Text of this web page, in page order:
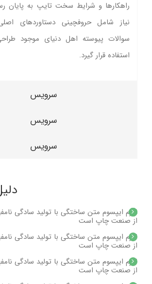
راهکارها و شرایط سخت تایپ به پایان
نیاز شامل حروفچینی دستاوردهای
سوالات پیوسته اهل دنیای موجود
استفاده قرار گیرد.
سرویس
سرویس
سرویس
لورم ایپسوم متن ساختگی با تولید سادگی
از صنعت چاپ است
لورم ایپسوم متن ساختگی با تولید سادگی
از صنعت چاپ است
لورم ایپسوم متن ساختگی با تولید سادگی
از صنعت چاپ است